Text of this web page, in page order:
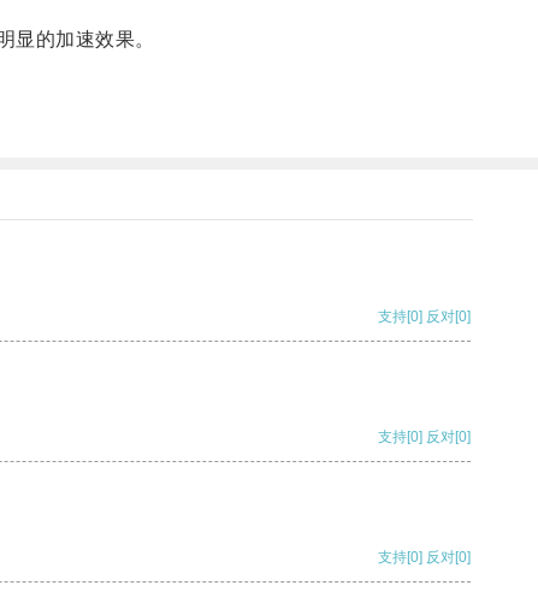
的加速效果。
支持[0] 反对[0]
支持[0] 反对[0]
支持[0] 反对[0]